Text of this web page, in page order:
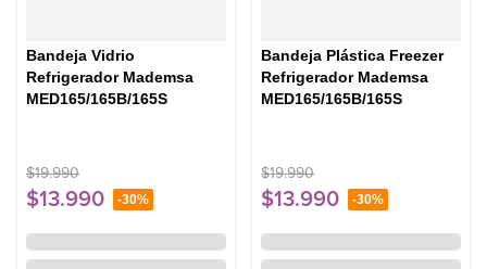
Bandeja Vidrio
Refrigerador Mademsa
MED165/165B/165S
$19.990
$13.990 -30%
Bandeja Plástica Freezer
Refrigerador Mademsa
MED165/165B/165S
$19.990
$13.990 -30%